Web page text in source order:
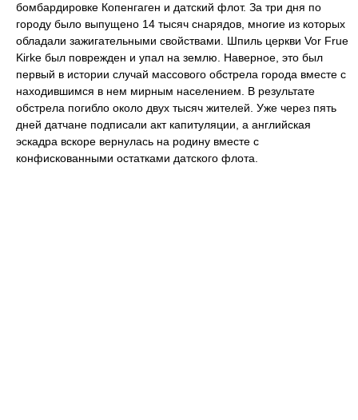
бомбардировке Копенгаген и датский флот. За три дня по
городу было выпущено 14 тысяч снарядов, многие из которых
обладали зажигательными свойствами. Шпиль церкви Vor Frue
Kirke был поврежден и упал на землю. Наверное, это был
первый в истории случай массового обстрела города вместе с
находившимся в нем мирным населением. В результате
обстрела погибло около двух тысяч жителей. Уже через пять
дней датчане подписали акт капитуляции, а английская
эскадра вскоре вернулась на родину вместе с
конфискованными остатками датского флота.